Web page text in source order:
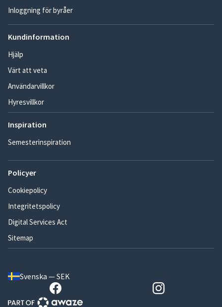
Inloggning för byråer
Kundinformation
Hjälp
Värt att veta
Användarvillkor
Hyresvillkor
Inspiration
Semesterinspiration
Policyer
Cookiepolicy
Integritetspolicy
Digital Services Act
Sitemap
Svenska — SEK